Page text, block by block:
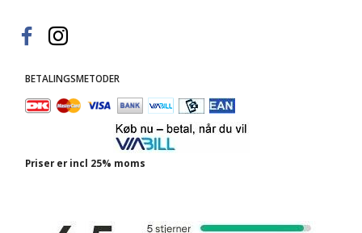
BETALINGSMETODER
Priser er incl 25% moms